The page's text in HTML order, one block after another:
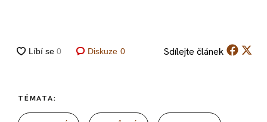
Diskuze 0 Sdílejte článek
TÉMATA: